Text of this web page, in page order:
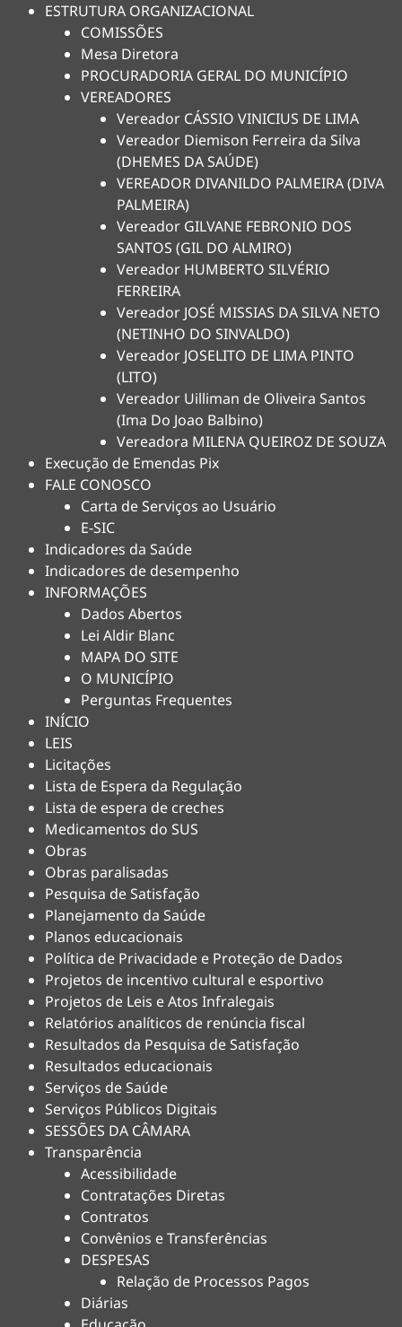
ESTRUTURA ORGANIZACIONAL
COMISSÕES
Mesa Diretora
PROCURADORIA GERAL DO MUNICÍPIO
VEREADORES
Vereador CÁSSIO VINICIUS DE LIMA
Vereador Diemison Ferreira da Silva
(DHEMES DA SAÚDE)
VEREADOR DIVANILDO PALMEIRA (DIVA
PALMEIRA)
Vereador GILVANE FEBRONIO DOS
SANTOS (GIL DO ALMIRO)
Vereador HUMBERTO SILVÉRIO
FERREIRA
Vereador JOSÉ MISSIAS DA SILVA NETO
(NETINHO DO SINVALDO)
Vereador JOSELITO DE LIMA PINTO
(LITO)
Vereador Uilliman de Oliveira Santos
(Ima Do Joao Balbino)
Vereadora MILENA QUEIROZ DE SOUZA
Execução de Emendas Pix
FALE CONOSCO
Carta de Serviços ao Usuário
E-SIC
Indicadores da Saúde
Indicadores de desempenho
INFORMAÇÕES
Dados Abertos
Lei Aldir Blanc
MAPA DO SITE
O MUNICÍPIO
Perguntas Frequentes
INÍCIO
LEIS
Licitações
Lista de Espera da Regulação
Lista de espera de creches
Medicamentos do SUS
Obras
Obras paralisadas
Pesquisa de Satisfação
Planejamento da Saúde
Planos educacionais
Política de Privacidade e Proteção de Dados
Projetos de incentivo cultural e esportivo
Projetos de Leis e Atos Infralegais
Relatórios analíticos de renúncia fiscal
Resultados da Pesquisa de Satisfação
Resultados educacionais
Serviços de Saúde
Serviços Públicos Digitais
SESSÕES DA CÂMARA
Transparência
Acessibilidade
Contratações Diretas
Contratos
Convênios e Transferências
DESPESAS
Relação de Processos Pagos
Diárias